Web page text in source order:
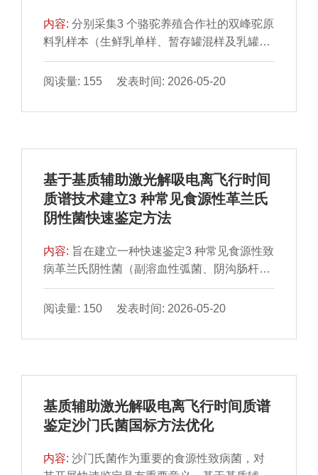
内容:分别采集3 个骆驼养殖合作社的双峰驼原
料乳样本（生鲜乳单样、暂存罐混样及乳罐运
输车中的冷却乳样）与骆驼养殖环境样本（饲
料、饲草及垫土）各6 组，采用16S rRNA测
样性进行分析。结果表明，18 组样本共获得4
和66 514 个扩增子序列变体。原料乳与环境样
细菌门以假单胞菌门（Pseudomonadaceae）
（37.36%）为主，其次为拟杆菌门
（Bacteroidetes）（31.65%）、厚壁菌门
菌门以厚壁菌门（38.27%）为主，其次为蓝
藻菌门（Cyanobacteriota）（36.34%）、假
单胞菌门（14.21%）。综上，驼乳采集、贮
藏等环节存在被细菌污染风险，饲草料等投入
生是影响原料乳质量的两大关键，在实际生产
阅读量: 155 发表时间: 2026-05-20
基于基质辅助激光解吸电离飞行时间
质谱技术建立3 种常见食源性革兰氏
阴性菌快速鉴定方法
内容: 旨在建立一种快速鉴定3 种常见食源性致
病革兰氏阴性菌（副溶血性弧菌、阴沟肠杆
菌、鲍曼不动杆菌）的方法。采用基质辅助激
光解吸电离飞行时间质谱（matrix-assisted
spectrometry，MALDI-TOF MS）技术，探索
对鉴定结果的影响。通过MALDI-TOF/TOF
步研究不同培养基、不同培养时间的菌株对二
级TOF MS鉴定结果的影响。结果表明，最适
MS图显示，采用不同培养基培养的菌株鉴定
阅读量: 150 发表时间: 2026-05-20
基质辅助激光解吸电离飞行时间质谱
鉴定沙门氏菌国标方法优化
内容:沙门氏菌作为重要的食源性致病菌，对